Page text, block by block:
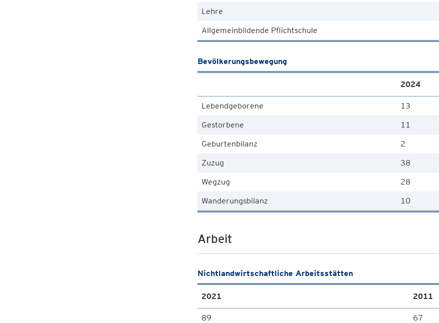
Lehre
Allgemeinbildende Pflichtschule
Bevölkerungsbewegung
2024
Lebendgeborene 13
Gestorbene
11
Geburtenbilanz
2
Zuzug
38
Wegzug
28
Wanderungsbilanz
10
Arbeit
Nichtlandwirtschaftliche Arbeitsstätten
2021 2011
89 67